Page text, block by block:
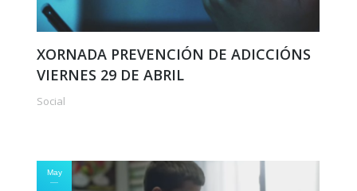
XORNADA PREVENCIÓN DE ADICCIÓNS
VIERNES 29 DE ABRIL
Social
May